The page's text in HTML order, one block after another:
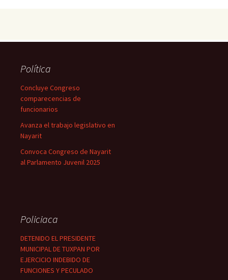
Política
Concluye Congreso
comparecencias de
funcionarios
Avanza el trabajo legislativo en
Nayarit
Convoca Congreso de Nayarit
al Parlamento Juvenil 2025
Policiaca
DETENIDO EL PRESIDENTE
MUNICIPAL DE TUXPAN POR
EJERCICIO INDEBIDO DE
FUNCIONES Y PECULADO